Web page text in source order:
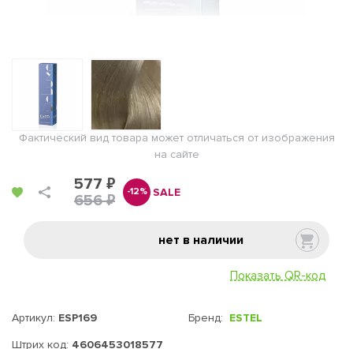
Фактический вид товара может отличаться от изображения
на сайте
577 ₽
656 ₽
-12% SALE
нет в наличии
Показать QR-код
Артикул: ESP169
Штрих код: 4606453018577
Бренд: ESTEL